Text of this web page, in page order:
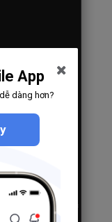
App
dàng hơn?